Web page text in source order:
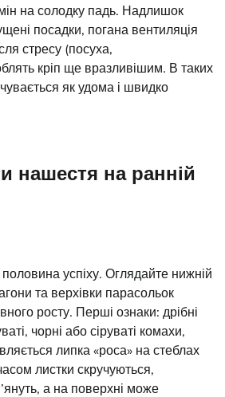
на солодку падь. Надлишок
посадки, погана вентиляція
стресу (посуха,
кріп ще вразливішим. В таких
як удома і швидко
нашестя на ранній
успіху. Оглядайте нижній
та верхівки парасольок
росту. Перші ознаки: дрібні
чорні або сіруваті комахи,
липка «роса» на стеблах
листки скручуються,
а на поверхні може